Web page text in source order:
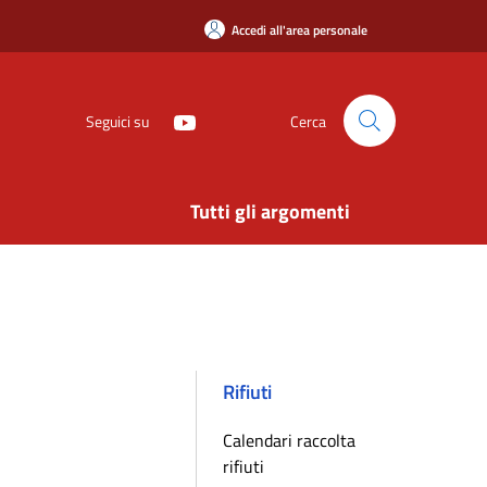
Accedi all'area personale
Seguici su Cerca
Tutti gli argomenti
Rifiuti
Calendari raccolta
rifiuti